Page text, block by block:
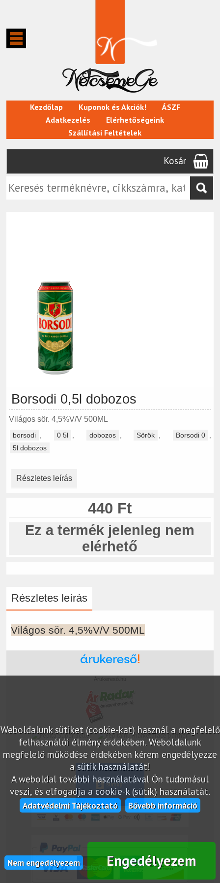
Kezdőlap Kuponok és Akciók!
ÁSZF
Adatkezelés
Elérhetőségeink
Szállítási Feltételek
Kosár
Borsodi 0,5l dobozos
Világos sör. 4,5%V/V 500ML
borsodi 0 5l dobozos Sörök Borsodi 0
5l dobozos
Részletes leírás
440 Ft
Ez a termék jelenleg nem
elérhető
Részletes leírás
Világos sör. 4,5%V/V 500ML
Weboldalunk sütiket (cookie-kat) használ a megfelelő
felhasználói élmény érdekében. Weboldalunk
megfelelő működése érdekében kérem engedélyezze
a sütik használatát!
A weboldal további használatával Ön tudomásul
veszi, és elfogadja a cookie-k (sütik) használatát.
Adatvédelmi Tájékoztató Bővebb információ
Nem engedélyezem Engedélyezem
marketplace partner